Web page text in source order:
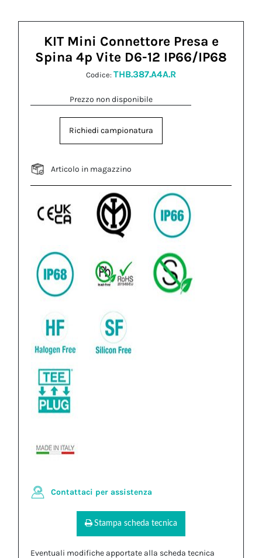
KIT Mini Connettore Presa e
Spina 4p Vite D6-12 IP66/IP68
Codice: THB.387.A4A.R
Prezzo non disponibile
Richiedi campionatura
Articolo in magazzino
Contattaci per assistenza
Stampa scheda tecnica
Eventuali modifiche apportate alla scheda tecnica